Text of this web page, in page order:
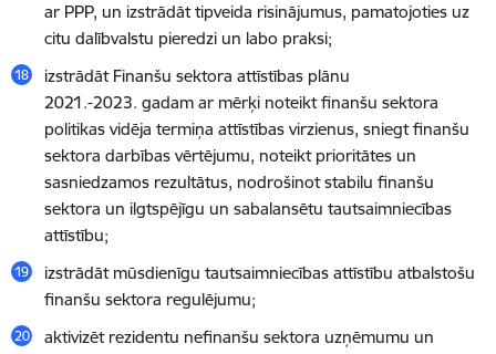
ar PPP, un izstrādāt tipveida risinājumus, pamatojoties uz
citu dalībvalstu pieredzi un labo praksi;
izstrādāt Finanšu sektora attīstības plānu
2021.-2023. gadam ar mērķi noteikt finanšu sektora
politikas vidēja termiņa attīstības virzienus, sniegt finanšu
sektora darbības vērtējumu, noteikt prioritātes un
sasniedzamos rezultātus, nodrošinot stabilu finanšu
sektora un ilgtspējīgu un sabalansētu tautsaimniecības
attīstību;
izstrādāt mūsdienīgu tautsaimniecības attīstību atbalstošu
finanšu sektora regulējumu;
aktivizēt rezidentu nefinanšu sektora uzņēmumu un